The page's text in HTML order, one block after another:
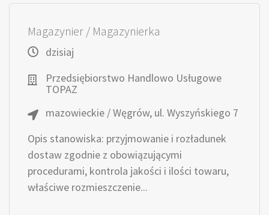
Magazynier / Magazynierka
dzisiaj
Przedsiębiorstwo Handlowo Usługowe
TOPAZ
mazowieckie / Węgrów, ul. Wyszyńskiego 7
Opis stanowiska: przyjmowanie i rozładunek
dostaw zgodnie z obowiązującymi
procedurami, kontrola jakości i ilości towaru,
właściwe rozmieszczenie...